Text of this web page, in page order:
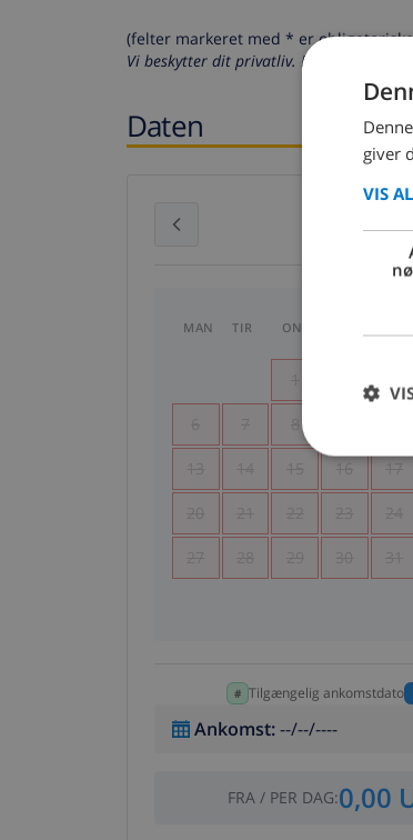
(felter markeret med * er
Vi beskytter dit privatliv. Dine
Daten
juli 2026
MAN TIR ONS
1
6 7 8
13 14 15 16 17
20 21 22 23 24
27 28 29 30 31
Tilgængelig ankomstdato
Ankomst:--/--/----
FRA / PER DAG:0,00
giver
VIS